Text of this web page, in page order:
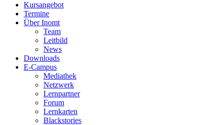
Kursangebot
Termine
Über Inomt
Team
Leitbild
News
Downloads
E-Campus
Mediathek
Netzwerk
Lernpartner
Forum
Lernkarten
Blackstories